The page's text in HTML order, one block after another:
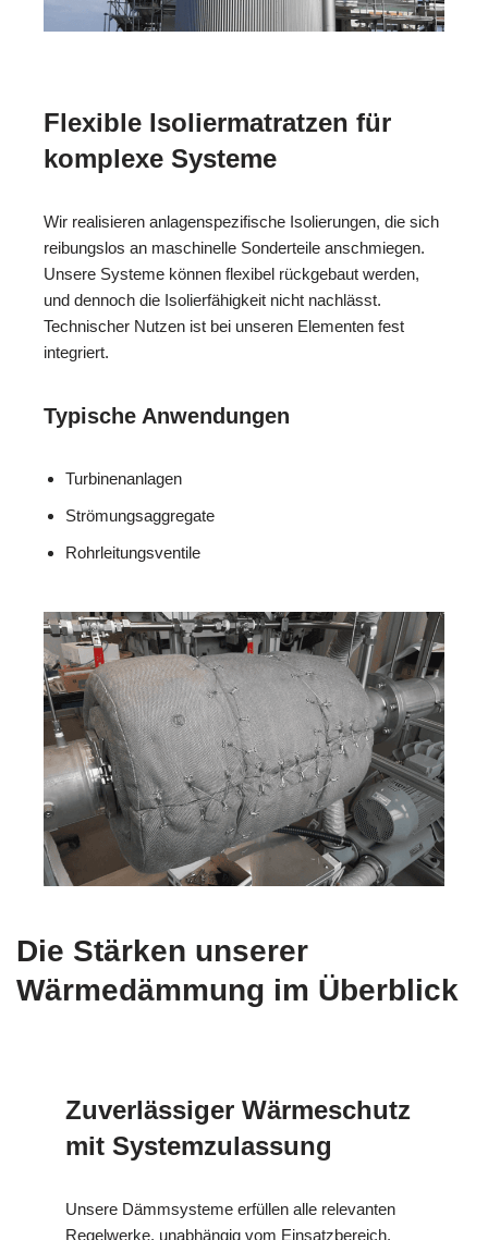
Flexible Isoliermatratzen für
komplexe Systeme
Wir realisieren anlagenspezifische Isolierungen, die sich
reibungslos an maschinelle Sonderteile anschmiegen.
Unsere Systeme können flexibel rückgebaut werden,
und dennoch die Isolierfähigkeit nicht nachlässt.
Technischer Nutzen ist bei unseren Elementen fest
integriert.
Typische Anwendungen
Turbinenanlagen
Strömungsaggregate
Rohrleitungsventile
Die Stärken unserer
Wärmedämmung im Überblick
Zuverlässiger Wärmeschutz
mit Systemzulassung
Unsere Dämmsysteme erfüllen alle relevanten
Regelwerke, unabhängig vom Einsatzbereich.